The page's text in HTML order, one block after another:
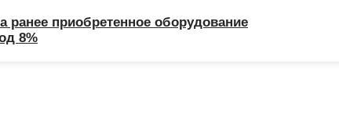
ранее приобретенное оборудование
8%